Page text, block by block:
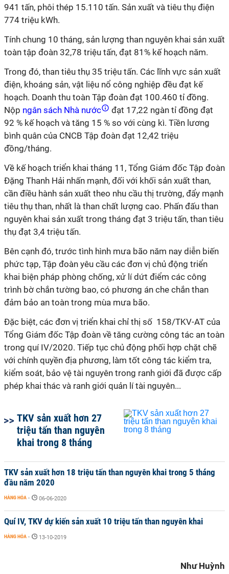
941 tấn, phôi thép 15.110 tấn. Sản xuất và tiêu thụ điện
774 triệu kWh.
Tính chung 10 tháng, sản lượng than nguyên khai sản xuất
toàn tập đoàn 32,78 triệu tấn, đạt 81% kế hoạch năm.
Trong đó, than tiêu thụ 35 triệu tấn. Các lĩnh vực sản xuất
điện, khoáng sản, vật liệu nổ công nghiệp đều đạt kế
hoạch. Doanh thu toàn Tập đoàn đạt 100.460 tỉ đồng.
Nộp ngân sách Nhà nước
đạt 17,22 ngàn tỉ đồng đạt
92 % kế hoạch và tăng 15 % so với cùng kì. Tiền lương
bình quân của CNCB Tập đoàn đạt 12,42 triệu
đồng/tháng.
Về kế hoạch triển khai tháng 11, Tổng Giám đốc Tập đoàn
Đặng Thanh Hải nhấn mạnh, đối với khối sản xuất than,
cần điều hành sản xuất theo nhu cầu thị trường, đẩy mạnh
tiêu thụ than, nhất là than chất lượng cao. Phấn đấu than
nguyên khai sản xuất trong tháng đạt 3 triệu tấn, than tiêu
thụ đạt 3,4 triệu tấn.
Bên cạnh đó, trước tình hình mưa bão năm nay diễn biến
phức tạp, Tập đoàn yêu cầu các đơn vị chủ động triển
khai biện pháp phòng chống, xử lí dứt điểm các công
trình bờ chắn tường bao, có phương án che chắn than
đảm bảo an toàn trong mùa mưa bão.
Đặc biệt, các đơn vị triển khai chỉ thị số 158/TKV-AT của
Tổng Giám đốc Tập đoàn về tăng cường công tác an toàn
trong quí IV/2020. Tiếp tục chủ động phối hợp chặt chẽ
với chính quyền địa phương, làm tốt công tác kiểm tra,
kiểm soát, bảo vệ tài nguyên trong ranh giới đã được cấp
phép khai thác và ranh giới quản lí tài nguyên...
TKV sản xuất hơn 27
triệu tấn than nguyên
khai trong 8 tháng
TKV sản xuất hơn 18 triệu tấn than nguyên khai trong 5 tháng
đầu năm 2020
HÀNG HÓA - 06-06-2020
Quí IV, TKV dự kiến sản xuất 10 triệu tấn than nguyên khai
HÀNG HÓA - 13-10-2019
Như Huỳnh